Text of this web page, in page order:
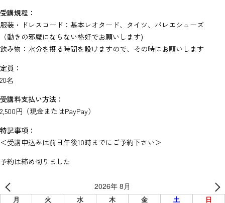
受講規程：
服装・ドレスコード：基本レオタード、タイツ、バレエシューズ
（動きの邪魔にならない格好でお願いします)
飲み物：水分を摂る時間を設けますので、その時にお願いします
定員：
20名
受講料支払い方法：
2,500円（現金またはPayPay）
特記事項：
＜受講申込みは前日午後10時までにご予約下さい＞
予約は締め切りました
2026年 8月
月 火 水 木 金 土 日